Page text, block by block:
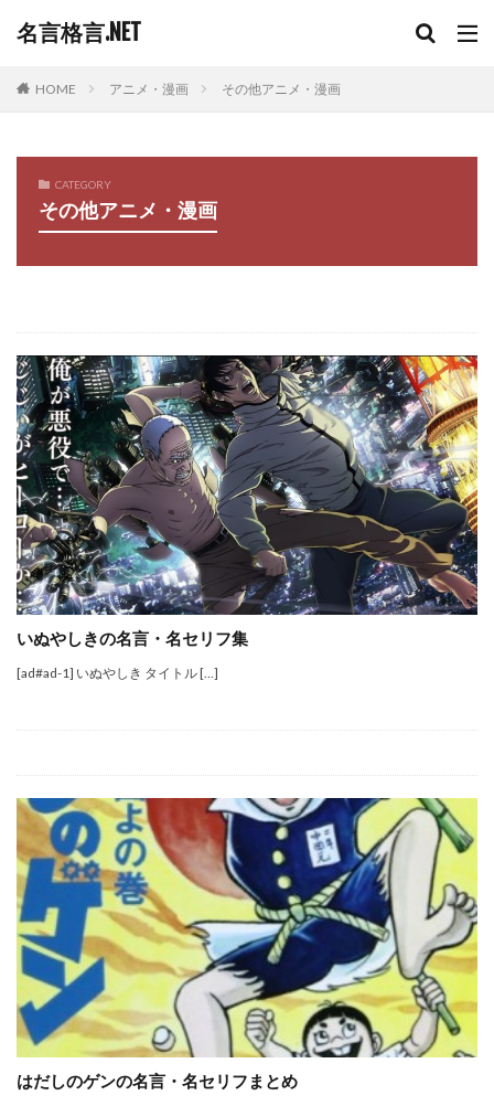
名言格言.NET
HOME アニメ・漫画 その他アニメ・漫画
CATEGORY
その他アニメ・漫画
いぬやしきの名言・名セリフ集
[ad#ad-1] いぬやしき タイトル […]
はだしのゲンの名言・名セリフまとめ